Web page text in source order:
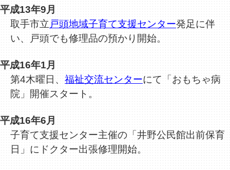
平成13年9月
取手市立戸頭地域子育て支援センター発足に伴
い、戸頭でも修理品の預かり開始。
平成16年1月
第4木曜日、福祉交流センターにて「おもちゃ病
院」開催スタート。
平成16年6月
子育て支援センター主催の「井野公民館出前保育
日」にドクター出張修理開始。